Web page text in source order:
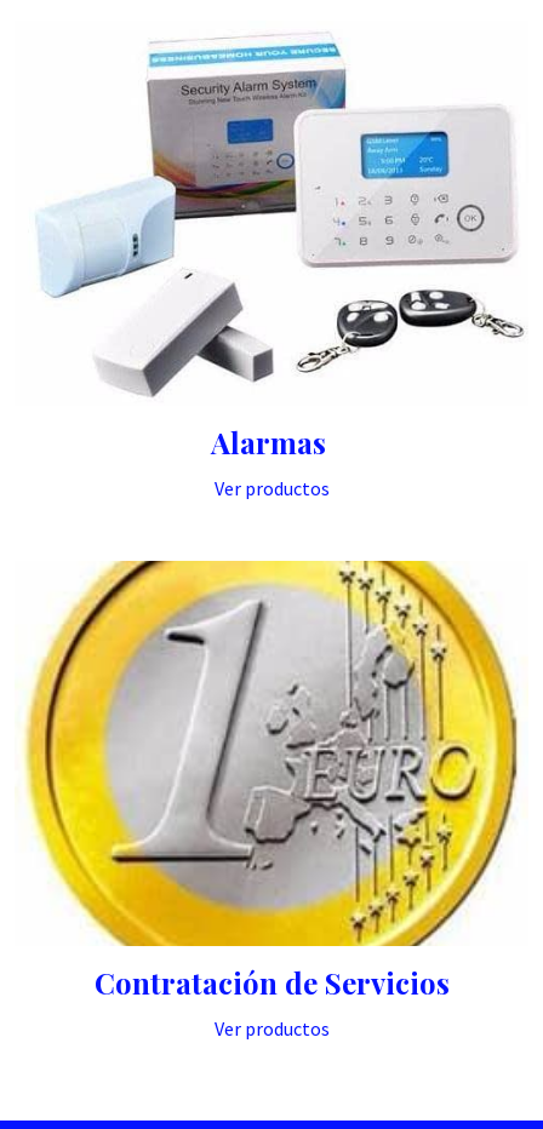
Alarmas
Ver productos
Contratación de Servicios
Ver productos